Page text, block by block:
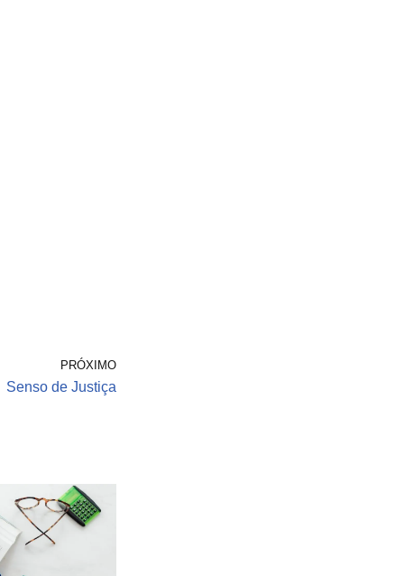
PRÓXIMO
Senso de Justiça